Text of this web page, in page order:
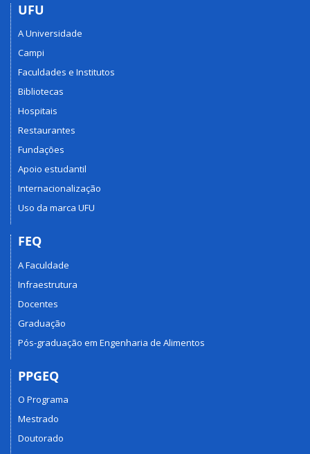
UFU
A Universidade
Campi
Faculdades e Institutos
Bibliotecas
Hospitais
Restaurantes
Fundações
Apoio estudantil
Internacionalização
Uso da marca UFU
FEQ
A Faculdade
Infraestrutura
Docentes
Graduação
Pós-graduação em Engenharia de Alimentos
PPGEQ
O Programa
Mestrado
Doutorado